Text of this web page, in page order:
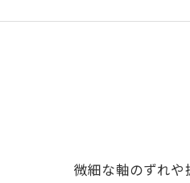
微細な軸のずれ